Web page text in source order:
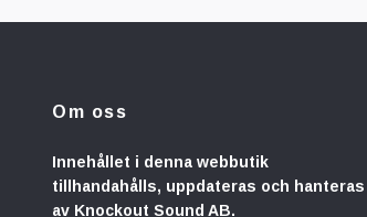
Om oss
Innehållet i denna webbutik
tillhandahålls, uppdateras och hanteras
av Knockout Sound AB.